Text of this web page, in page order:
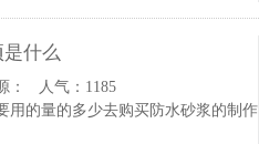
什么
： 人气：1185
量的多少去购买防水砂浆的制作